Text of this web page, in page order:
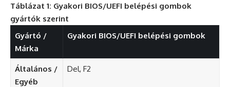
Táblázat 1: Gyakori BIOS/UEFI belépési gombok
gyártók szerint
Gyártó /
Márka
Gyakori BIOS/UEFI belépési gombok
Általános /
Egyéb
Del, F2